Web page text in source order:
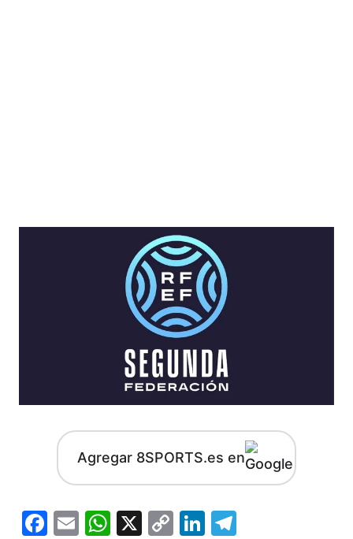
Agregar 8SPORTS.es en
Facebook
EmailWhatsApp
X
CopyLinkedIn